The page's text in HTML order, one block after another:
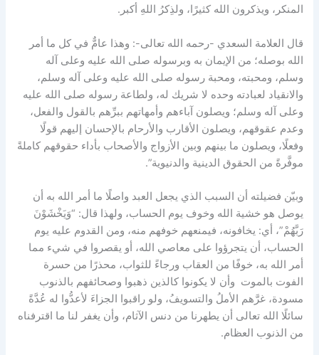
المنكر، ويذكرون الله كثيرًا، ولذِكرُ اللهِ أكبر.
قال العلامة السعدي -رحمه الله تعالى-: وهذا عامٌّ في كل ما أمر
الله بوصله؛ من الإيمان به وبرسوله صلى الله عليه وعلى آله
وسلم، ومحبته، ومحبة رسوله صلى الله عليه وعلى آله وسلم،
والانقياد لعبادته وحده لا شريك له، ولطاعة رسوله صلى الله عليه
وعلى آله وسلم؛ ويصلون آباءهم وأمهاتهم ببرِّهم بالقول والفعل،
وعدم عقوقهم، ويصلون الأقارب والأرحام بالإحسان إليهم قولًا
وفعلًا، ويصلون ما بينهم وبين الأزواج والأصحاب بأداء حقوقهم كاملةً
موفَّرةً من الحقوق الدينية والدنيوية”.
وبيّن فضيلته أن السبب الذي يجعل العبد واصلًا ما أمر الله به أن
يوصل هو خشية الله وخوف يوم الحساب، ولهذا قال: “وَيَخْشَوْنَ
رَبَّهُمْ”، أي: يخافونه، فيمنعهم خوفهم منه، ومن القدوم عليه يوم
الحساب، أن يتجرؤوا على معاصي الله، أو يقصروا في شيء مما
أمر الله به، خوفًا من العقاب ورجاءً للثواب، محذرًا من حسرة
الفوت بالموت وأن لا يكونوا كالذين ذهبوا وصحائفهم بالذنوب
مسودة، غرَّهم الأملُ والتسويفُ، ولو راقبوا الجزاءَ لأعدُّوا له عُدَّةً
سائلًا الله تعالى أن يطهرنا من دنس الآثام، وأن يغفر لنا ما اقترفناه
من الذنوب العظام.